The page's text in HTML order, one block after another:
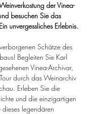
der Vinea-
besuchen Sie das
unvergessliches Erlebnis.
Schätze des
Begleiten Sie Karl
Vinea-Archivar,
durch das Weinarchiv
Erleben Sie die
und die einzigartigen
dieses legendären